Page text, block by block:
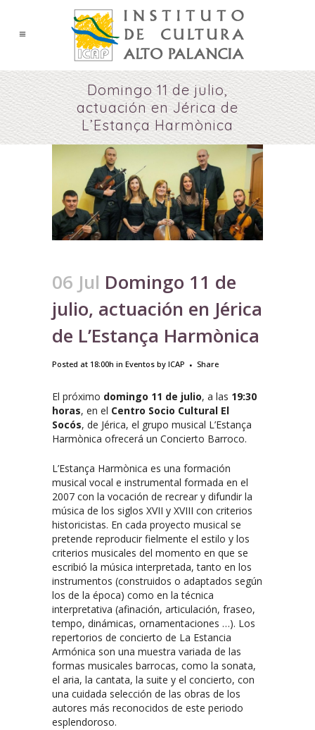
Domingo 11 de julio,
actuación en Jérica de
L’Estança Harmònica
06 Jul Domingo 11 de
julio, actuación en Jérica
de L’Estança Harmònica
Posted at 18:00h in Eventos by ICAP Share
El próximo domingo 11 de julio, a las 19:30
horas, en el Centro Socio Cultural El
Socós, de Jérica, el grupo musical L’Estança
Harmònica ofrecerá un Concierto Barroco.
L’Estança Harmònica es una formación
musical vocal e instrumental formada en el
2007 con la vocación de recrear y difundir la
música de los siglos XVII y XVIII con criterios
historicistas. En cada proyecto musical se
pretende reproducir fielmente el estilo y los
criterios musicales del momento en que se
escribió la música interpretada, tanto en los
instrumentos (construidos o adaptados según
los de la época) como en la técnica
interpretativa (afinación, articulación, fraseo,
tempo, dinámicas, ornamentaciones …). Los
repertorios de concierto de La Estancia
Armónica son una muestra variada de las
formas musicales barrocas, como la sonata,
el aria, la cantata, la suite y el concierto, con
una cuidada selección de las obras de los
autores más reconocidos de este periodo
esplendoroso.